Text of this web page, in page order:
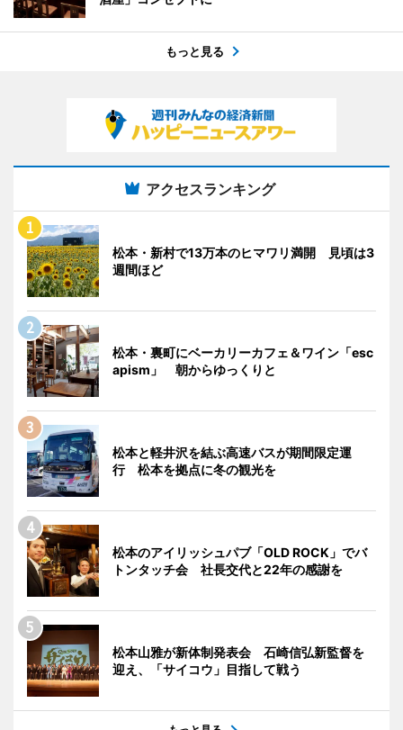
もっと見る
アクセスランキング
松本・新村で13万本のヒマワリ満開 見頃は3
週間ほど
松本・裏町にベーカリーカフェ＆ワイン「esc
apism」 朝からゆっくりと
松本と軽井沢を結ぶ高速バスが期間限定運
行 松本を拠点に冬の観光を
松本のアイリッシュパブ「OLD ROCK」でバ
トンタッチ会 社長交代と22年の感謝を
松本山雅が新体制発表会 石崎信弘新監督を
迎え、「サイコウ」目指して戦う